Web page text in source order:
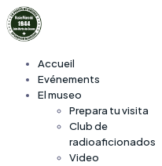
Accueil
Evénements
El museo
Prepara tu visita
Club de
radioaficionados
Video